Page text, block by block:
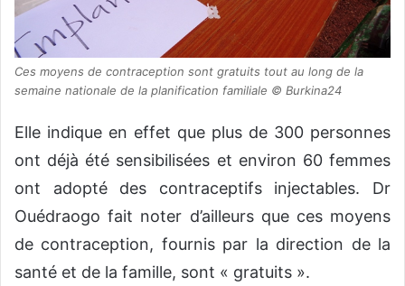
Ces moyens de contraception sont gratuits tout au long de la
semaine nationale de la planification familiale © Burkina24
Elle indique en effet que plus de 300 personnes
ont déjà été sensibilisées et environ 60 femmes
ont adopté des contraceptifs injectables. Dr
Ouédraogo fait noter d’ailleurs que ces moyens
de contraception, fournis par la direction de la
santé et de la famille, sont « gratuits ».